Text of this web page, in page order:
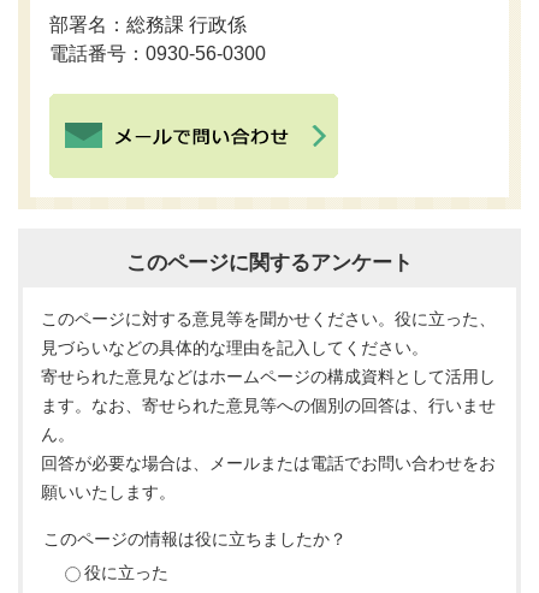
部署名：総務課 行政係
電話番号：0930-56-0300
このページに関するアンケート
このページに対する意見等を聞かせください。役に立った、
見づらいなどの具体的な理由を記入してください。
寄せられた意見などはホームページの構成資料として活用し
ます。なお、寄せられた意見等への個別の回答は、行いませ
ん。
回答が必要な場合は、メールまたは電話でお問い合わせをお
願いいたします。
このページの情報は役に立ちましたか？
役に立った